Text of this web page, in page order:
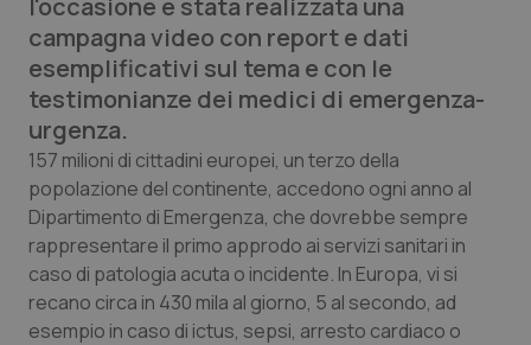
Basilicata
Calabria
Campania
Emilia-Romagna
Friuli Venezia Giulia
Lazio
Artrite & artrosi
Asma & BPCO
Car-T
Colesterolo & coronaropatie
Dermatite Atopica
Diabete & glucometri
l'occasione è stata realizzata una
campagna video con report e dati
esemplificativi sul tema e con le
testimonianze dei medici di emergenza-
urgenza.
157 milioni di cittadini europei, un terzo della
popolazione del continente, accedono ogni anno al
Dipartimento di Emergenza, che dovrebbe sempre
rappresentare il primo approdo ai servizi sanitari in
caso di patologia acuta o incidente. In Europa, vi si
recano circa in 430 mila al giorno, 5 al secondo, ad
esempio in caso di ictus, sepsi, arresto cardiaco o